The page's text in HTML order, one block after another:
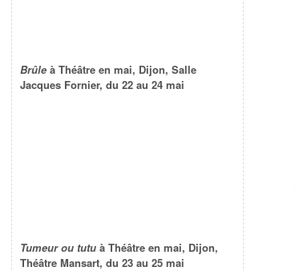
Brûle à Théâtre en mai, Dijon, Salle
Jacques Fornier, du 22 au 24 mai
Tumeur ou tutu à Théâtre en mai, Dijon,
Théâtre Mansart, du 23 au 25 mai